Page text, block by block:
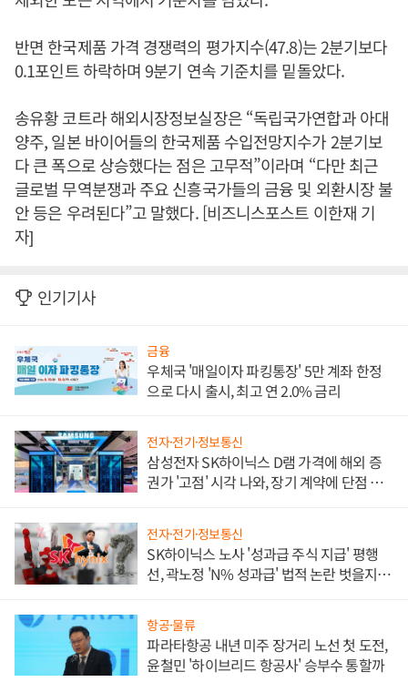
반면 한국제품 가격 경쟁력의 평가지수(47.8)는 2분기보다
0.1포인트 하락하며 9분기 연속 기준치를 밑돌았다.
송유황 코트라 해외시장정보실장은 “독립국가연합과 아대
양주, 일본 바이어들의 한국제품 수입전망지수가 2분기보
다 큰 폭으로 상승했다는 점은 고무적”이라며 “다만 최근
글로벌 무역분쟁과 주요 신흥국가들의 금융 및 외환시장 불
안 등은 우려된다”고 말했다. [비즈니스포스트 이한재 기
자]
인기기사
금융
우체국 '매일이자 파킹통장' 5만 계좌 한정
으로 다시 출시, 최고 연 2.0% 금리
전자·전기·정보통신
삼성전자 SK하이닉스 D램 가격에 해외 증
권가 '고점' 시각 나와, 장기 계약에 단점 부
전자·전기·정보통신
SK하이닉스 노사 '성과급 주식 지급' 평행
선, 곽노정 'N% 성과급' 법적 논란 벗을지 주
항공·물류
파라타항공 내년 미주 장거리 노선 첫 도전,
윤철민 '하이브리드 항공사' 승부수 통할까